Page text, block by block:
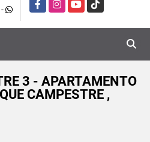
-
3 - APARTAMENTO
CAMPESTRE ,